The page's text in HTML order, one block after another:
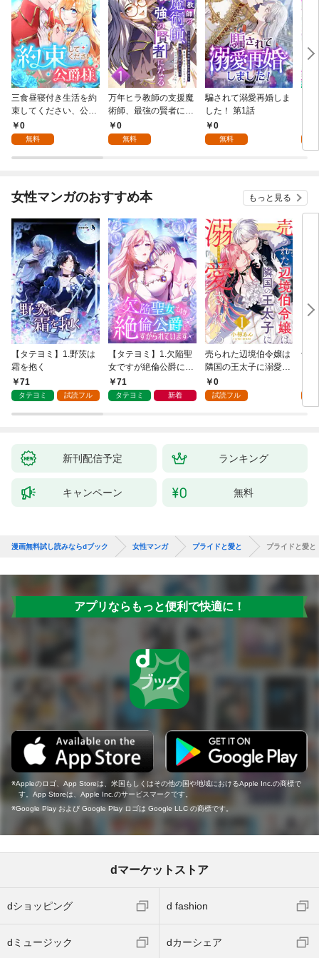
三食昼寝付き生活を約
束してください、公爵
様 1話
0
無料
万年ヒラ教師の支援魔
術師、最強の賢者にな
る～不人気の支援魔術
師は給料泥棒だと魔術
らない件～ 第1話
0
無料
騙されて溺愛再婚しま
した！ 第1話
0
無料
女性マンガのおすすめ本 もっと見る
【タテヨミ】1.野茨は
霜を抱く
71
タテヨミ 試読フル
【タテヨミ】1.欠陥聖
女ですが絶倫公爵にす
がられています
71
タテヨミ 新着
売られた辺境伯令嬢は
隣国の王太子に溺愛さ
れる 1
0
試読フル
千
家
新刊配信予定 ランキング
キャンペーン 無料
漫画無料試し読みならdブック 女性マンガ プライドと愛と プライドと愛と
アプリならもっと便利で快適に！
Appleのロゴ、App Storeは、米国もしくはその他の国や地域におけるApple Inc.の商標で
す。App Storeは、Apple Inc.のサービスマークです。
Google Play および Google Play ロゴは Google LLC の商標です。
dマーケットストア
dショッピング d fashion
dミュージック dカーシェア